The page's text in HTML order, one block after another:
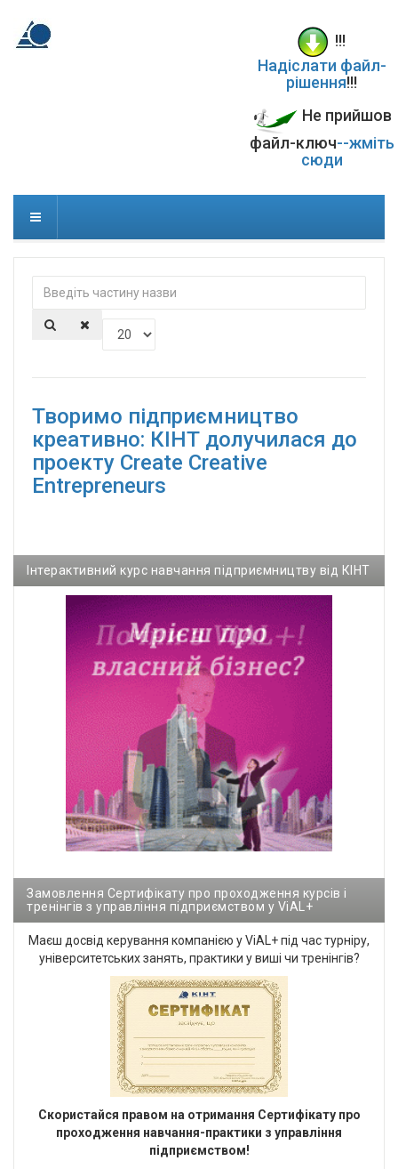
!!!
Надіслати файл-
рішення!!!
Не прийшов
файл-ключ--жміть
сюди
Введіть
частину
назви
Показувати
Творимо підприємництво
креативно: КІНТ долучилася до
проекту Сreate Creative
Entrepreneurs
Інтерактивний курс навчання підприємництву від КІНТ
Замовлення Сертифікату про проходження курсів і
тренінгів з управління підприємством у ViAL+
Маєш досвід керування компанією у ViAL+ під час турніру,
університетських занять, практики у виші чи тренінгів?
Cкористайся правом на отримання Сертифікату про
проходження навчання-практики з управління
підприємством!